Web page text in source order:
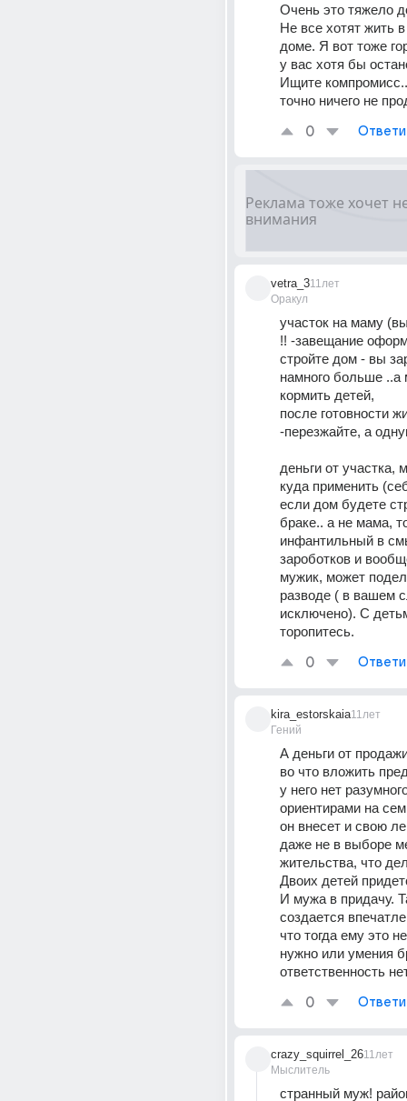
Очень это тяжело
Не все хотят жить
доме. Я вот тоже
у вас хотя бы
Ищите
точно ничего не
0
vetra_3
Оракул
11лет
участок на маму
!! -завещание
стройте дом - вы
намного больше ..а
кормить детей,
после готовности
-перезжайте, а
деньги от участка,
куда применить
если дом будете
браке.. а не мама,
инфантильный в
зароботков и
мужик, может
разводе ( в вашем
исключено). С
торопитесь.
0
kira_estorskaia
Гений
11лет
А деньги от
во что вложить
у него нет
ориентирами на
он внесет и свою
даже не в выборе
жительства, что
Двоих детей
И мужа в придачу.
создается
что тогда ему это
нужно или умения
ответственность
0
crazy_squirrel_26
Мыслитель
11лет
странный муж!